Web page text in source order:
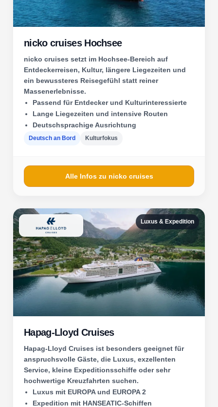
nicko cruises Hochsee
nicko cruises setzt im Hochsee-Bereich auf
Entdeckerreisen, Kultur, längere Liegezeiten und
ein bewussteres Reisegefühl statt reiner
Massenerlebnisse.
Passend für Entdecker und Kulturinteressierte
Lange Liegezeiten und intensive Routen
Deutschsprachige Ausrichtung
Deutsch an Bord Kulturfokus
Alle Infos zu nicko cruises
Luxus & Expedition
Hapag-Lloyd Cruises
Hapag-Lloyd Cruises ist besonders geeignet für
anspruchsvolle Gäste, die Luxus, exzellenten
Service, kleine Expeditionsschiffe oder sehr
hochwertige Kreuzfahrten suchen.
Luxus mit EUROPA und EUROPA 2
Expedition mit HANSEATIC-Schiffen